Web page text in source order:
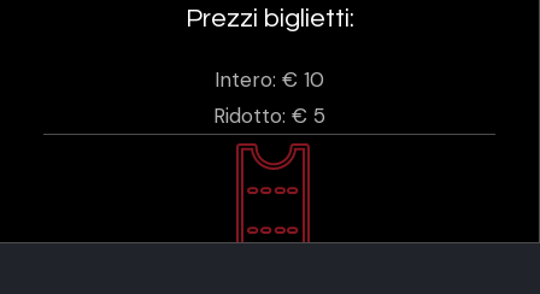
Prezzi biglietti:
Intero: € 10
Ridotto: € 5